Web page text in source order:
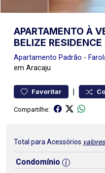
APARTAMENTO À
BELIZE
Apartamento Padrão -
em Aracaju
Favoritar |
Compartilhe:
Total para Acessórios
Condomínio